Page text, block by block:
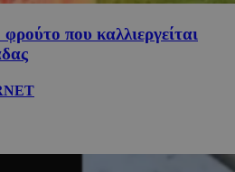
που καλλιεργείται